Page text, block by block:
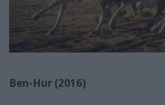
Ben-Hur (2016)